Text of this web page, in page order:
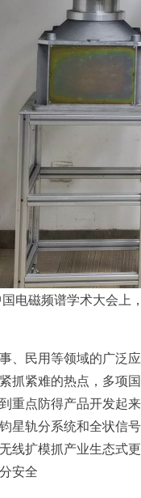
电磁频谱学术大会上
、民用等领域的广泛
抓紧难的热点，多项
重点防得产品开发起
星轨分系统和全状信
线扩模抓产业生态式
安全